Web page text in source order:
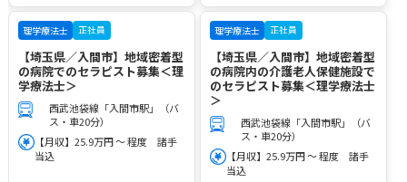
理学療法士 正社員
【埼玉県／入間市】地域密着型
の病院でのセラピスト募集＜理
学療法士＞
西武池袋線「入間市駅」（バ
ス・車20分）
【月収】25.9万円 ～ 程度 諸手
当込
理学療法士 正社員
【埼玉県／入間市】地域密着型
の病院内の介護老人保健施設で
のセラピスト募集＜理学療法士
＞
西武池袋線「入間市駅」（バ
ス・車20分）
【月収】25.9万円 ～ 程度 諸手
当込